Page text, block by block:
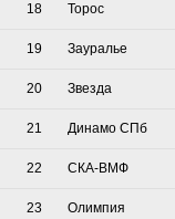
18 Торос
19 Зауралье
20 Звезда
21 Динамо СПб
22 СКА-ВМФ
23 Олимпия